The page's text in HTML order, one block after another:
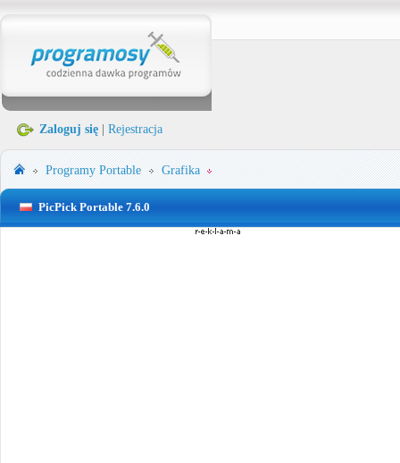
Zaloguj się Rejestracja
Programy Portable Grafika
PicPick Portable 7.6.0